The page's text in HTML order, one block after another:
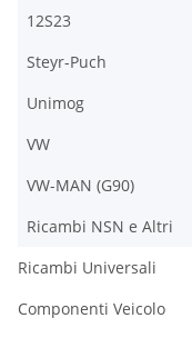
12S23
Steyr-Puch
Unimog
VW
VW-MAN (G90)
Ricambi NSN e Altri
Ricambi Universali
Componenti Veicolo